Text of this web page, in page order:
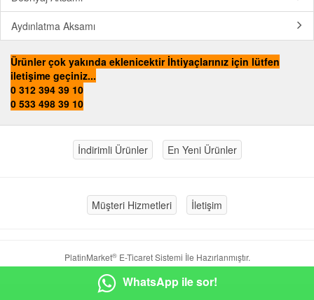
Aydınlatma Aksamı
Ürünler çok yakında eklenicektir İhtiyaçlarınız için lütfen
iletişime geçiniz...
0 312 394 39 10
0 533 498 39 10
İndirimli Ürünler En Yeni Ürünler
Müşteri Hizmetleri İletişim
PlatinMarket®E-Ticaret Sistemi İle Hazırlanmıştır.
WhatsApp ile sor!